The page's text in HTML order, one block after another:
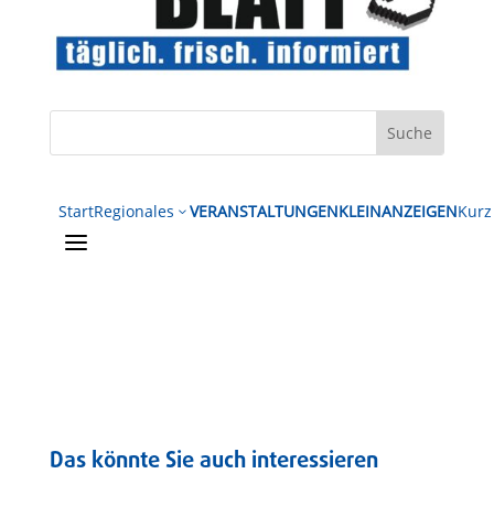
StartRegionales 3 VERANSTALTUNGENKLEINANZEIGEN
a
Das könnte Sie auch interessieren